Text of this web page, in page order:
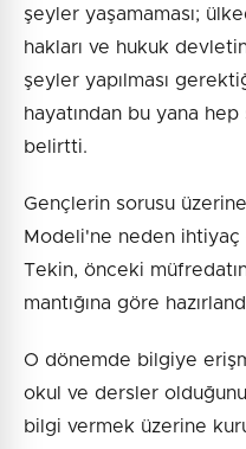
şeyler yaşamaması;
hakları ve hukuk
şeyler yapılması
hayatından bu yana
belirtti.
Gençlerin sorusu
Modeli'ne neden ihtiyaç
Tekin, önceki
mantığına göre
O dönemde bilgiye
okul ve dersler
bilgi vermek üzerine